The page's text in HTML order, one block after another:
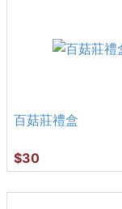
百菇莊禮盒
$30